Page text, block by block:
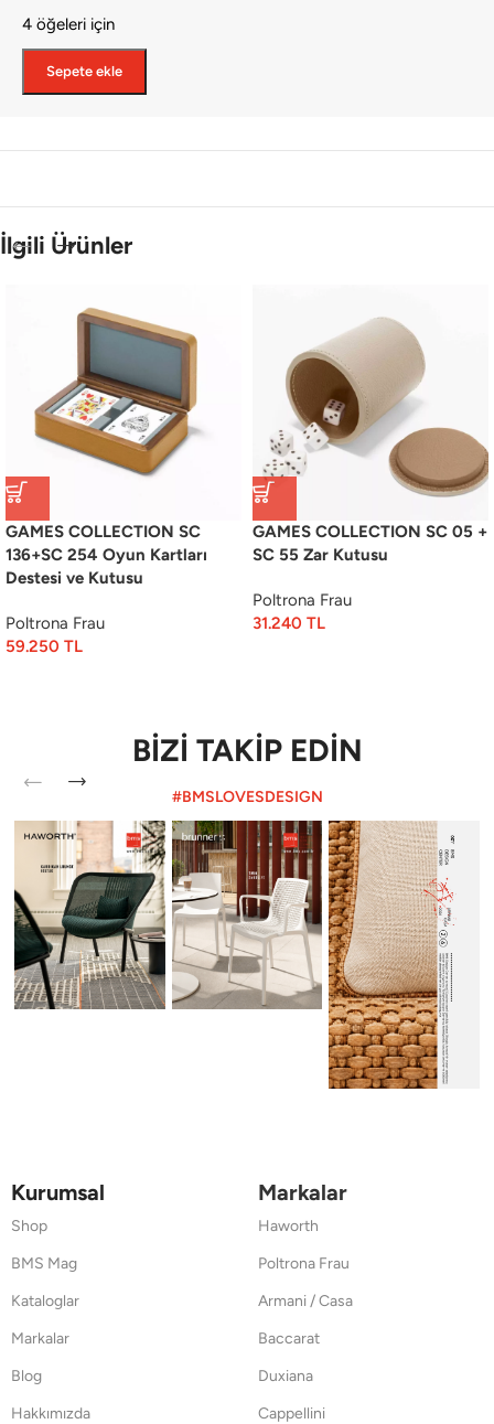
4 öğeleri için
Sepete ekle
İlgili Ürünler
GAMES COLLECTION SC
136+SC 254 Oyun Kartları
Destesi ve Kutusu
Poltrona Frau
59.250 TL
GAMES COLLECTION SC 05 +
SC 55 Zar Kutusu
Poltrona Frau
31.240 TL
BİZİ TAKİP EDİN
#BMSLOVESDESIGN
Kurumsal
Shop
BMS Mag
Kataloglar
Markalar
Blog
Hakkımızda
Markalar
Haworth
Poltrona Frau
Armani / Casa
Baccarat
Duxiana
Cappellini